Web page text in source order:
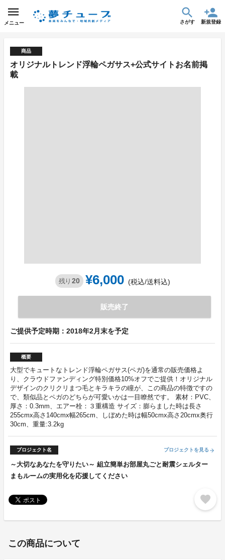
メニュー さがす 新規登録
商品
オリジナルトレンド浮輪ペガサス+公式サイトお名前掲
載
残り 20 ¥6,000 (税込/送料込)
販売終了
ご提供予定時期：2018年2月末を予定
概要
大型でキュートなトレンド浮輪ペガサス(ペガ)を通常の販売価格よ
り、クラウドファンディング特別価格10%オフでご提供！オリジナル
デザインのクリクリまつ毛とキラキラの瞳が、この商品の特徴ですの
で、類似品とペガのどちらが可愛いかは一目瞭然です。 素材：PVC、
厚さ：0.3mm、エアー栓：３重構造 サイズ：膨らました時は長さ
255cmx高さ140cmx幅265cm、しぼめた時は幅50cmx高さ20cmx奥行
30cm、重量:3.2kg
プロジェクト名 プロジェクトを見る arrow_forward
～大切なあなたを守りたい～ 組立簡単お部屋丸ごと耐震シェルター
まもルームの実用化を応援してください
favorite
この商品について